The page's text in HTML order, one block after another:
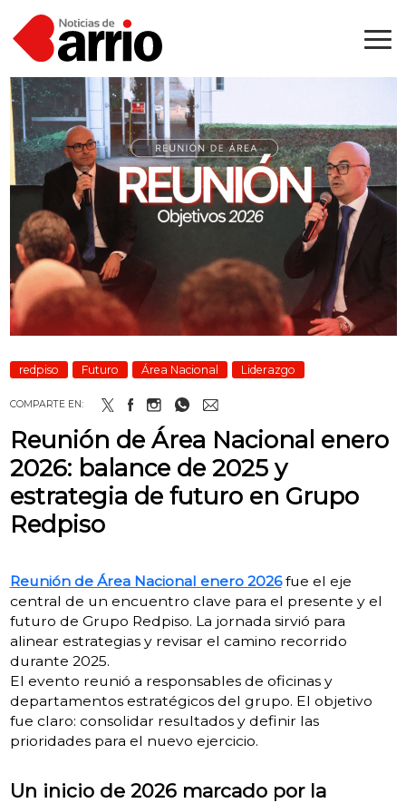
redpiso Futuro Área Nacional Liderazgo
COMPARTE EN:
Reunión de Área Nacional enero
2026: balance de 2025 y
estrategia de futuro en Grupo
Redpiso
Reunión de Área Nacional enero 2026fue el eje
central de un encuentro clave para el presente y el
futuro de Grupo Redpiso. La jornada sirvió para
alinear estrategias y revisar el camino recorrido
durante 2025.
El evento reunió a responsables de oficinas y
departamentos estratégicos del grupo. El objetivo
fue claro: consolidar resultados y definir las
prioridades para el nuevo ejercicio.
Un inicio de 2026 marcado por la